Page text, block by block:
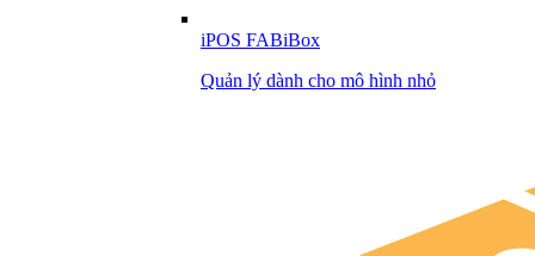
iPOS FABiBox
Quản lý dành cho mô hình nhỏ